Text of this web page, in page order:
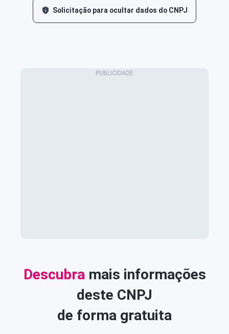
Solicitação para ocultar dados do CNPJ
Descubra mais informações
deste CNPJ
de forma gratuita